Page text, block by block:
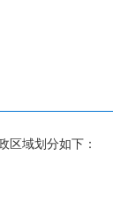
域划分如下：